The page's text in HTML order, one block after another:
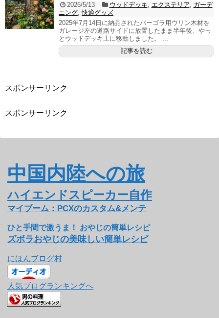
2026/5/13 ウッドデッキ エクステリア
ガーデ
ニング ,快適グッズ
2025年7月14日に納品されたパーゴラ用ウリン木材を
ガレージ左の道路サイドに放置したまま半年後、やっ
とウッドデッキ上に移動しました。 ...
記事を読む
スポンサーリンク
スポンサーリンク
中国内陸への旅
ハイエンドスピーカー自作
マイブーム：PCXのカスタム&メンテ
ひと手間で激うま！ おやじの簡単レシピ
ズボラおやじの美味しい簡単レシピ
にほんブログ村
人気ブログランキングへ